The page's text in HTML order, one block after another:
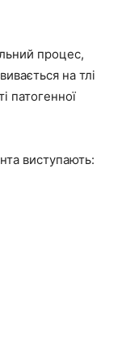
процес,
на тлі
патогенної
виступають: